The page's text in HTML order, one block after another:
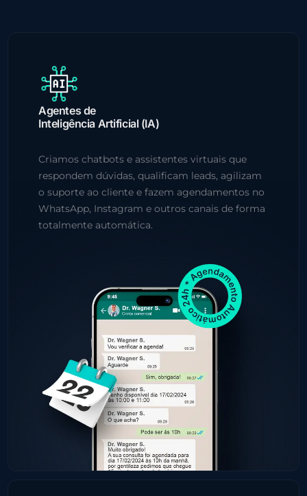
Agentes de
Inteligência Artificial (IA)
Criamos chatbots e assistentes virtuais que
respondem dúvidas, qualificam leads, agilizam
o suporte ao cliente e fazem agendamentos no
WhatsApp, Instagram e outros canais de forma
totalmente automática.